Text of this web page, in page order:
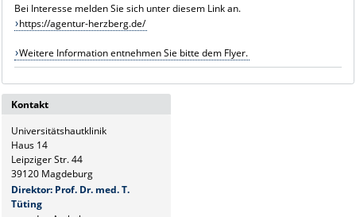
Bei Interesse melden Sie sich unter diesem Link an.
https://agentur-herzberg.de/
Weitere Information entnehmen Sie bitte dem Flyer.
Kontakt
Universitätshautklinik
Haus 14
Leipziger Str. 44
39120 Magdeburg
Direktor: Prof. Dr. med. T.
Tüting